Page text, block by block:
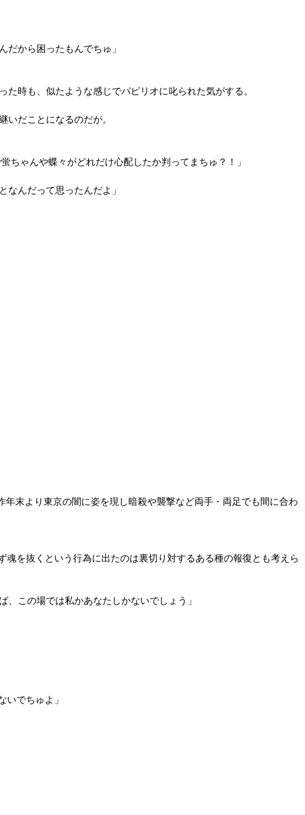
から困ったもんでちゅ」
時も、似たような感じでパピリオに叱られた気がする。
いだことになるのだが。
ゃんや蝶々がどれだけ心配したか判ってまちゅ？！」
なんだって思ったんだよ」
末より東京の闇に姿を現し暗殺や襲撃など両手・両足でも間に合わ
を抜くという行為に出たのは裏切り対するある種の報復とも考えら
この場では私かあなたしかないでしょう」
でちゅよ」